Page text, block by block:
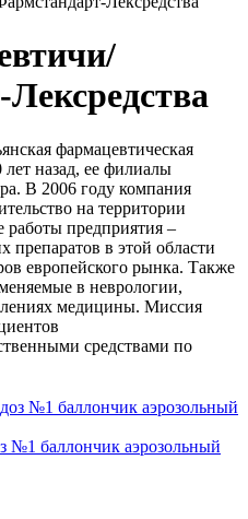
фармацевтическая
назад, ее филиалы
В 2006 году компания
на территории
работы предприятия –
препаратов в этой области
европейского рынка. Также
в неврологии,
медицины. Миссия
средствами по
№1 баллончик аэрозольный